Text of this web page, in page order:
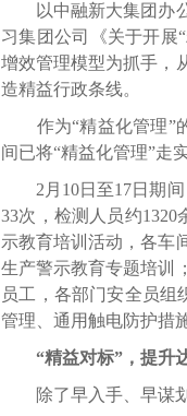
以中融新大集团办公
习集团公司《关于开展
增效管理模型为抓手，
造精益行政条线。
作为“精益化管理”的
间已将“精益化管理”走实
2月10日至17日期间
33次，检测人员约
示教育培训活动，各车
生产警示教育专题培训
员工，各部门安全员组
管理、通用触电防护措
“精益对标”，提升
除了早入手、早谋划